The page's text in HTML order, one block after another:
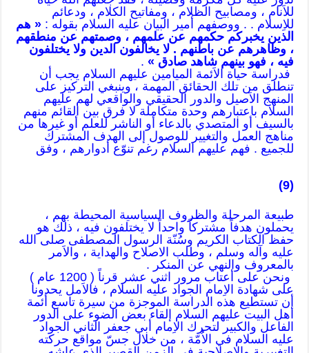
للاَنام ، ومصابيح الظلام ، ومفاتيح الكلام ، ودعائم
للاِسلام . . ووصفهم أمير البيان عليه السلام بقوله :« هم
الذين يخبركم حكمهم عن علمهم ، وصمتهم عن منطقهم
، وظاهرهم عن باطنهم . لا يخالفون الدين ولا يختلفون
فيه ، فهو بينهم شاهد صادق » .
فدراسة حياة الاَئمة الميامين عليهم السلام يجب أن
تنطلق من تلك الحقائق المهمة ، وينبغي التركيز على
المنهج الاَصيل والدور الحقيقي والواقعي لهم عليهم
السلام باعتبارهم وحدة متكاملة لا فرق بين القائم منهم
بالسيف أو المتصدي بالدعاء أو الناشر للعلم أو غيرها من
مناهج العمل والتغيير للوصول إلى الهدف المشترك
للجميع . فهم عليهم السلام رغم تنوّع أدوارهم ، وفق
(9)
طبيعة المرحلة والظروف السياسية المحيطة بهم ،
يحملون هدفاً مشتركاً واحداً لا يختلفون فيه ، ذلك هو
حفظ الكتاب الكريم وسُنّة الرسول المصطفى صلى الله
عليه وآله وسلم ، وطلب الاصلاح والهداية ، والاَمر
بالمعروف والنهي عن المنكر .
ونحن على أعتاب مرور اثني عشر قرناً ( 1200 عام )
على شهادة الاِمام الجواد عليه السلام ، فالاَمل يحدونا
أن تستطيع هذه الدراسة الموجزة من سيرة تاسع أئمة
أهل البيت عليهم السلام إلقاء بعض الضوء على الدور
الفاعل والكبير لتحرك الاِمام أبي جعفر الثاني الجواد
عليه السلام في الاُمّة ، من خلال جسّ مواقع حركته